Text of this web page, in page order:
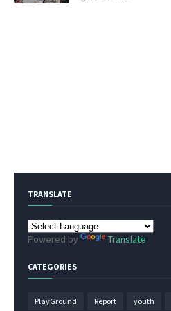
TRANSLATE
Powered by Translate
CATEGORIES
PlayGround Report youth